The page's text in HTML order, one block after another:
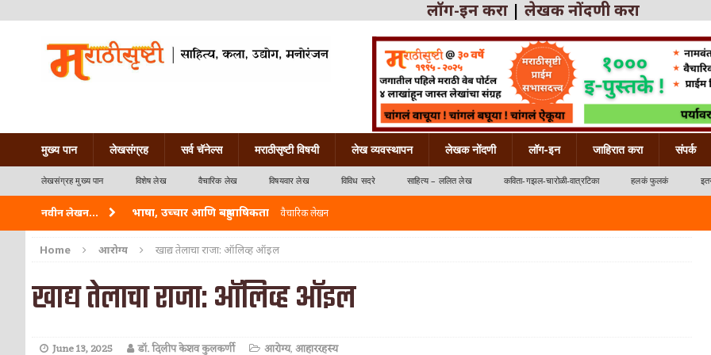
लॉग-इन करा | लेखक नोंदणी करा
मुख्य पान लेखसंग्रह सर्व चॅनेल्स मराठीसृष्टी विषयी लेख व्यवस्थापन लेखक नोंदणी लॉग-इन जाहिरात करा संपर्क
लेखसंग्रह मुख्य पान विशेष लेख वैचारिक लेख विषयवार लेख विविध सदरे साहित्य – ललित लेख कविता-गझल-चारोळी-वात्रटिका हलकं फुलकं
नवीन लेखन... भाषा, उच्चार आणि बहुभाषिकता वैचारिक लेखन
वारी विठ्ठलाची कविता-गझल-चारोळी-वात्रटिका
ताम्र – एक अफलातून धातू (COPPER) आयुर्वेद
जेव्हा मी आडनांव बदलले
अशी एक कविता लिहू इच्छिते कविता-गझल-चारोळी-वात्रटिका
Home आरोग्य खाद्य तेलाचा राजा: ऑलिव्ह ऑइल
खाद्य तेलाचा राजा: ऑलिव्ह ऑइल
June 13, 2025 डॉ. दिलीप केशव कुलकर्णी आरोग्य,आहाररहस्य